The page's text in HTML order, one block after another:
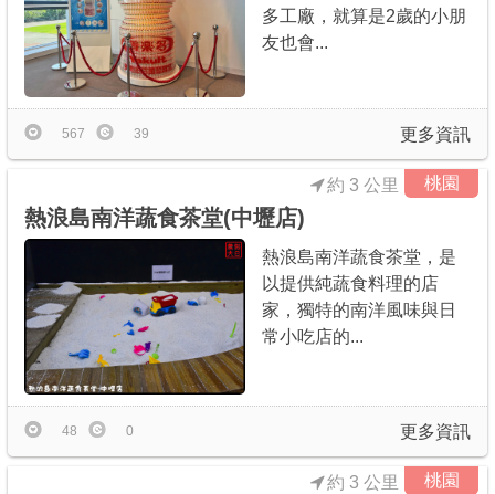
多工廠，就算是2歲的小朋
友也會...
更多資訊
567 39
桃園
熱浪島南洋蔬食茶堂(中壢店)
約 3 公里
熱浪島南洋蔬食茶堂，是
以提供純蔬食料理的店
家，獨特的南洋風味與日
常小吃店的...
更多資訊
48 0
桃園
約 3 公里